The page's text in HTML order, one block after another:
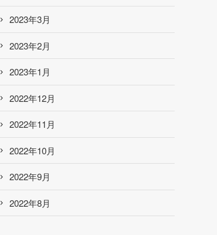
2023年3月
2023年2月
2023年1月
2022年12月
2022年11月
2022年10月
2022年9月
2022年8月